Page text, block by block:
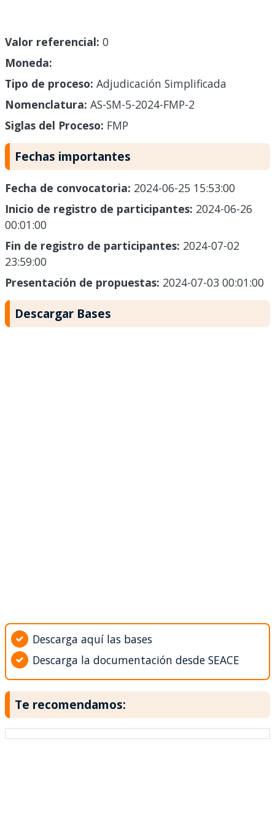
Valor referencial: 0
Moneda:
Tipo de proceso: Adjudicación Simplificada
Nomenclatura: AS-SM-5-2024-FMP-2
Siglas del Proceso: FMP
Fechas importantes
Fecha de convocatoria: 2024-06-25 15:53:00
Inicio de registro de participantes: 2024-06-26
00:01:00
Fin de registro de participantes: 2024-07-02
23:59:00
Presentación de propuestas: 2024-07-03 00:01:00
Descargar Bases
Descarga aquí las bases
Descarga la documentación desde SEACE
Te recomendamos: